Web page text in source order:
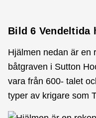
Bild 6 Vendeltida
Hjälmen nedan är en
båtgraven i Sutton
vara från 600- talet
typer av krigare som